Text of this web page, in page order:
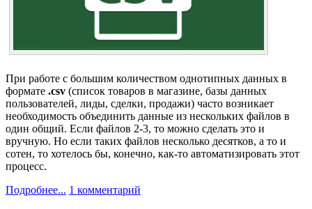
При работе с большим количеством однотипных данных в
формате .csv (список товаров в магазине, базы данных
пользователей, лиды, сделки, продажи) часто возникает
необходимость объединить данные из нескольких файлов в
один общий. Если файлов 2-3, то можно сделать это и
вручную. Но если таких файлов несколько десятков, а то и
сотен, то хотелось бы, конечно, как-то автоматизировать этот
процесс.
Подробнее... 1 комментарий